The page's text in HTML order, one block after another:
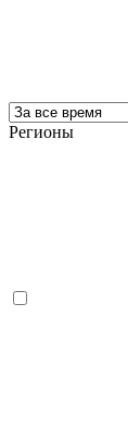
Регионы